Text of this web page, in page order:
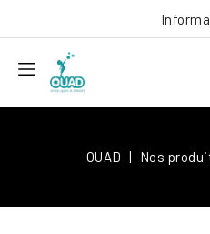
OUAD Nos